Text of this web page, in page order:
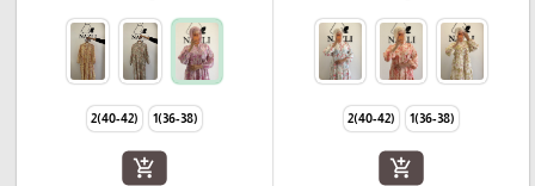
(36-38)1
(40-42)2
add_shopping_cart
(36-38)1
(40-42)2
add_shopping_cart